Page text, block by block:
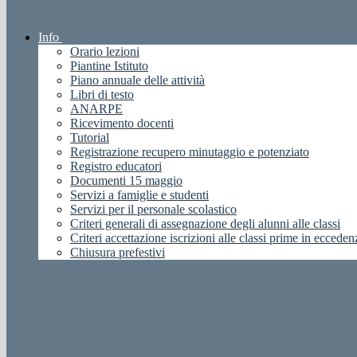
Info
Orario lezioni
Piantine Istituto
Piano annuale delle attività
Libri di testo
ANARPE
Ricevimento docenti
Tutorial
Registrazione recupero minutaggio e potenziato
Registro educatori
Documenti 15 maggio
Servizi a famiglie e studenti
Servizi per il personale scolastico
Criteri generali di assegnazione degli alunni alle classi
Criteri accettazione iscrizioni alle classi prime in
Chiusura prefestivi